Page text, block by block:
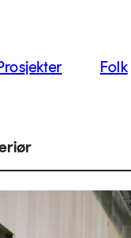
Folk